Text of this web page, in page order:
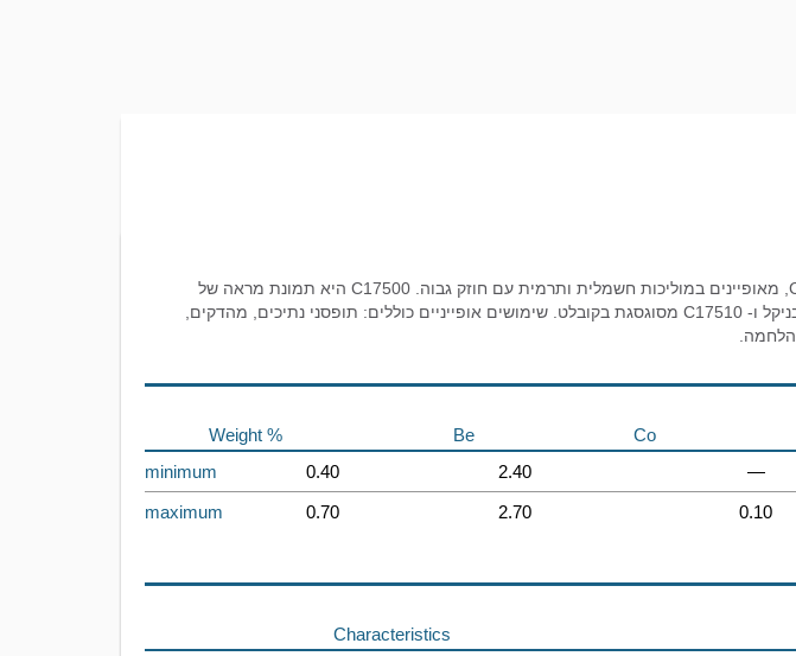
סרטים מסגסוגת בריליום קופר C17500 וסגסוגת C17510, מאופיינים במוליכות חשמלית ותרמית עם חוזק גבוה. C17500 היא תמונת מראה של
C17510 בתכונות ובמאפיינים, אולם C17500 מסוגסגת בניקל ו- C17510 מסוגסגת בקובלט. שימושים אופייניים כוללים: תופסני נתיכים, מהדקים,
Weight % Be Co
minimum
0.40 2.40
—
maximum
0.70 2.70 0.10
Characteristics